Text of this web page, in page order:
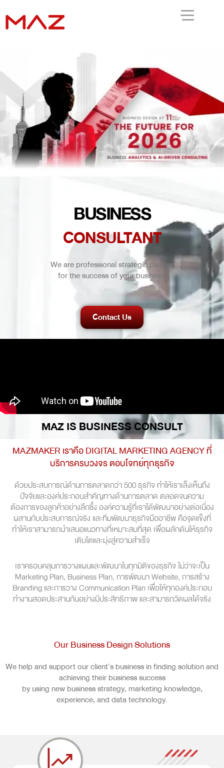
BUSINESS
CONSULTANT
We are professional strategic planner
for the success of your business.
Contact Us
MAZ IS BUSINESS CONSULT
MAZMAKER เราคือ DIGITAL MARKETING AGENCY ที่
บริการครบวงจร ตอบโจทย์ทุกธุรกิจ
ด้วยประสบการณ์ด้านการตลาดกว่า 500 ธุรกิจ ทำให้เราเล็งเห็นถึง
ปัจจัยและองค์ประกอบสำคัญทางด้านการตลาด ตลอดจนความ
ต้องการของลูกค้าอย่างลึกซึ้ง องค์ความรู้ที่เราได้พัฒนาอย่างต่อเนื่อง
ผสานกับประสบการณ์จริง และทีมพัฒนาธุรกิจมืออาชีพ คือจุดแข็งที่
ทำให้เราสามารถนำเสนอแนวทางที่เหมาะสมที่สุด เพื่อผลักดันให้ธุรกิจ
เติบโตและมุ่งสู่ความสำเร็จ
เราครอบคลุมการวางแผนและพัฒนาในทุกมิติของธุรกิจ ไม่ว่าจะเป็น
Marketing Plan, Business Plan, การพัฒนา Website, การสร้าง
Branding และการวาง Communication Plan เพื่อให้ทุกองค์ประกอบ
ทำงานสอดประสานกันอย่างมีประสิทธิภาพ และสามารถวัดผลได้จริง
Our Business Design Solutions
We help and support our client’s business in finding solution and
achieving their business success
by using new business strategy, marketing knowledge,
experience, and data technology.